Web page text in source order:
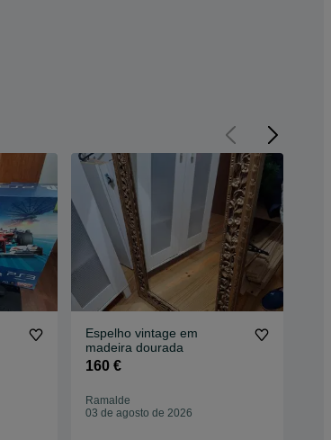
Espelho vintage em
madeira dourada
160 €
Ramalde
03 de agosto de 2026